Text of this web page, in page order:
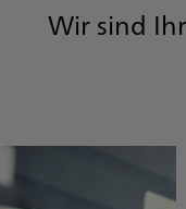
Wir sind